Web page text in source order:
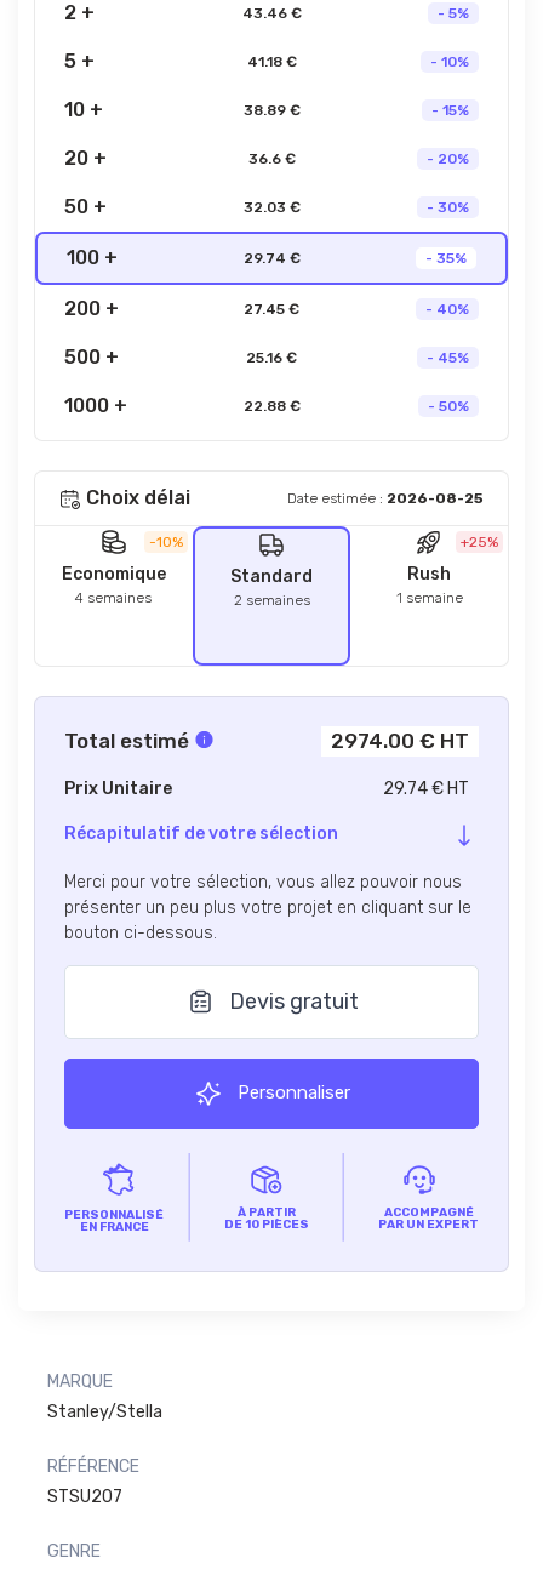
2 + 43.46 € - 5%
5 + 41.18 € - 10%
10 + 38.89 € - 15%
20 + 36.6 € - 20%
50 + 32.03 € - 30%
100 + 29.74 € - 35%
200 + 27.45 € - 40%
500 + 25.16 € - 45%
1000 + 22.88 € - 50%
Choix délai Date estimée : 2026-08-25
-10%
Economique
4 semaines
Standard
2 semaines
+25%
Rush
1 semaine
Total estimé 2974.00 € HT
Prix Unitaire 29.74 € HT
Récapitulatif de votre sélection
Merci pour votre sélection, vous allez pouvoir nous
présenter un peu plus votre projet en cliquant sur le
bouton ci-dessous.
Devis gratuit
Personnaliser
PERSONNALISÉ
EN FRANCE
À PARTIR
DE 10 PIÈCES
ACCOMPAGNÉ
PAR UN EXPERT
MARQUE
Stanley/Stella
RÉFÉRENCE
STSU207
GENRE